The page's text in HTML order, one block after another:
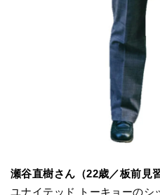
瀬谷直樹さん（22歳／板前見習
ユナイテッド トーキョーのシ